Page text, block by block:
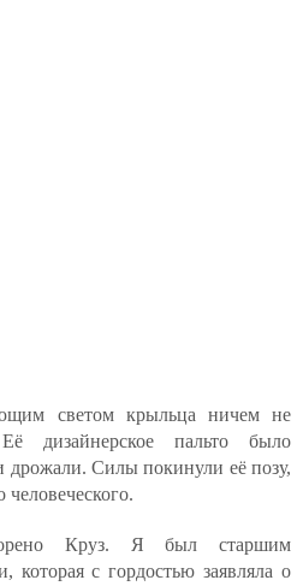
светом крыльца ничем не
дизайнерское пальто было
Силы покинули её позу,
человеческого.
Круз. Я был старшим
которая с гордостью заявляла о